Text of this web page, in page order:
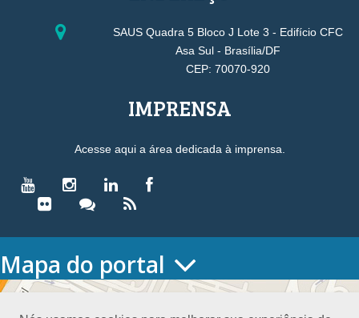
SAUS Quadra 5 Bloco J Lote 3 - Edifício CFC
Asa Sul - Brasília/DF
CEP: 70070-920
IMPRENSA
Acesse aqui a área dedicada à imprensa.
Mapa do portal
HOME